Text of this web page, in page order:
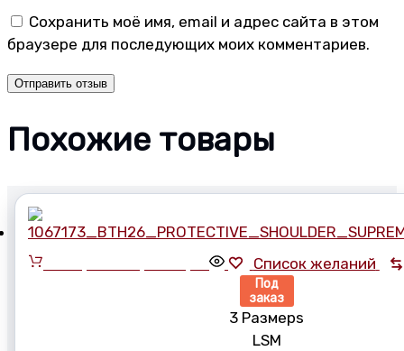
Сохранить моё имя, email и адрес сайта в этом
браузере для последующих моих комментариев.
Похожие товары
Список желаний
Под
заказ
3 Размерs
LSM